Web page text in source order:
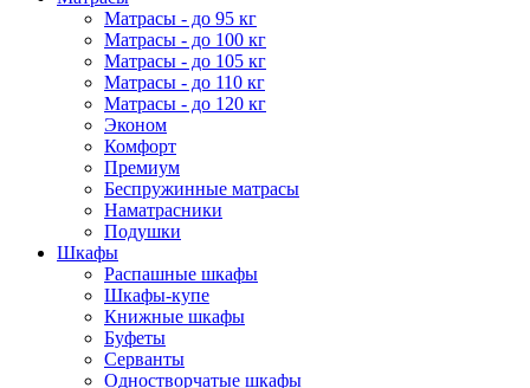
Матрасы - до 95 кг
Матрасы - до 100 кг
Матрасы - до 105 кг
Матрасы - до 110 кг
Матрасы - до 120 кг
Эконом
Комфорт
Премиум
Беспружинные матрасы
Наматрасники
Подушки
Шкафы
Распашные шкафы
Шкафы-купе
Книжные шкафы
Буфеты
Серванты
Одностворчатые шкафы